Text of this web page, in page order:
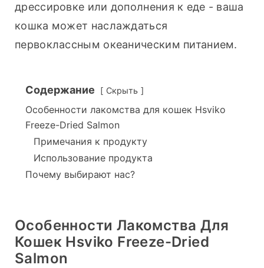
дрессировке или дополнения к еде - ваша
кошка может наслаждаться
первоклассным океаническим питанием.
Содержание Скрыть
Особенности лакомства для кошек Hsviko
Freeze-Dried Salmon
Примечания к продукту
Использование продукта
Почему выбирают нас?
Особенности Лакомства Для
Кошек Hsviko Freeze-Dried
Salmon